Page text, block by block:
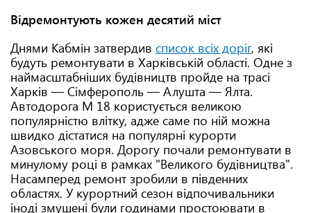
Відремонтують кожен десятий міст
Днями Кабмін затвердив список всіх доріг, які
будуть ремонтувати в Харківській області. Одне з
наймасштабніших будівництв пройде на трасі
Харків — Сімферополь — Алушта — Ялта.
Автодорога М 18 користується великою
популярністю влітку, адже саме по ній можна
швидко дістатися на популярні курорти
Азовського моря. Дорогу почали ремонтувати в
минулому році в рамках "Великого будівництва".
Насамперед ремонт зробили в південних
областях. У курортний сезон відпочивальники
іноді змушені були годинами простоювати в